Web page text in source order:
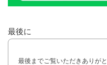
最後に
最後までご覧いただきありが